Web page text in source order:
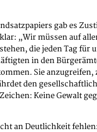
gab es
„Wir müssen auf
die jeden Tag für
in den
Sie
den
Keine Gewalt
an Deutlichkeit